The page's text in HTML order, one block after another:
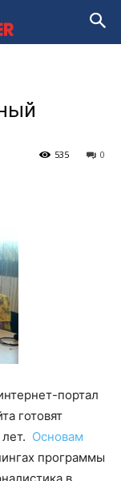
0
535
портал
готовят
Основам
программы